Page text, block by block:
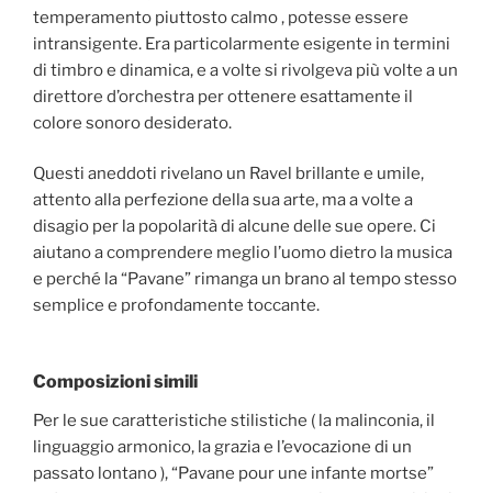
temperamento piuttosto calmo , potesse essere
intransigente. Era particolarmente esigente in termini
di timbro e dinamica, e a volte si rivolgeva più volte a un
direttore d’orchestra per ottenere esattamente il
colore sonoro desiderato.
Questi aneddoti rivelano un Ravel brillante e umile,
attento alla perfezione della sua arte, ma a volte a
disagio per la popolarità di alcune delle sue opere. Ci
aiutano a comprendere meglio l’uomo dietro la musica
e perché la “Pavane” rimanga un brano al tempo stesso
semplice e profondamente toccante.
Composizioni simili
Per le sue caratteristiche stilistiche ( la malinconia, il
linguaggio armonico, la grazia e l’evocazione di un
passato lontano ), “Pavane pour une infante mortse”